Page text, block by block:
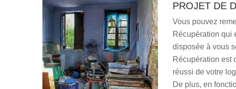
PROJET DE
Vous pouvez
Récupération qui
disposée à vous
Récupération est
réussi de votre
De plus, en